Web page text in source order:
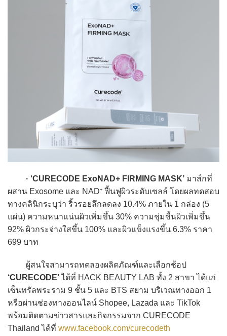
· ‘CURECODE ExoNAD+ FIRMING MASK’ มาส์กที่
ผสาน Exosome และ NAD⁺ ฟื้นฟูผิวระดับเซลล์ โดยผลทดสอบ
ทางคลินิกระบุว่า ริ้วรอยลึกลดลง 10.4% ภายใน 1 กล่อง (5
แผ่น) ความหนาแน่นผิวเพิ่มขึ้น 30% ความชุ่มชื้นผิวเพิ่มขึ้น
92% ผิวกระจ่างใสขึ้น 100% และผิวแข็งแรงขึ้น 6.3% ราคา
699 บาท
ผู้สนใจสามารถทดลองผลิตภัณฑ์และเลือกช้อป
‘CURECODE’ได้ที่ HACK BEAUTY LAB ทั้ง 2 สาขา ได้แก่
เซ็นทรัลพระราม 9 ชั้น 5 และ BTS สยาม บริเวณทางออก 1
หรือผ่านช่องทางออนไลน์ Shopee, Lazada และ TikTok
พร้อมติดตามข่าวสารและกิจกรรมจาก CURECODE
Thailand ได้ที่ www.facebook.com/curecodeth